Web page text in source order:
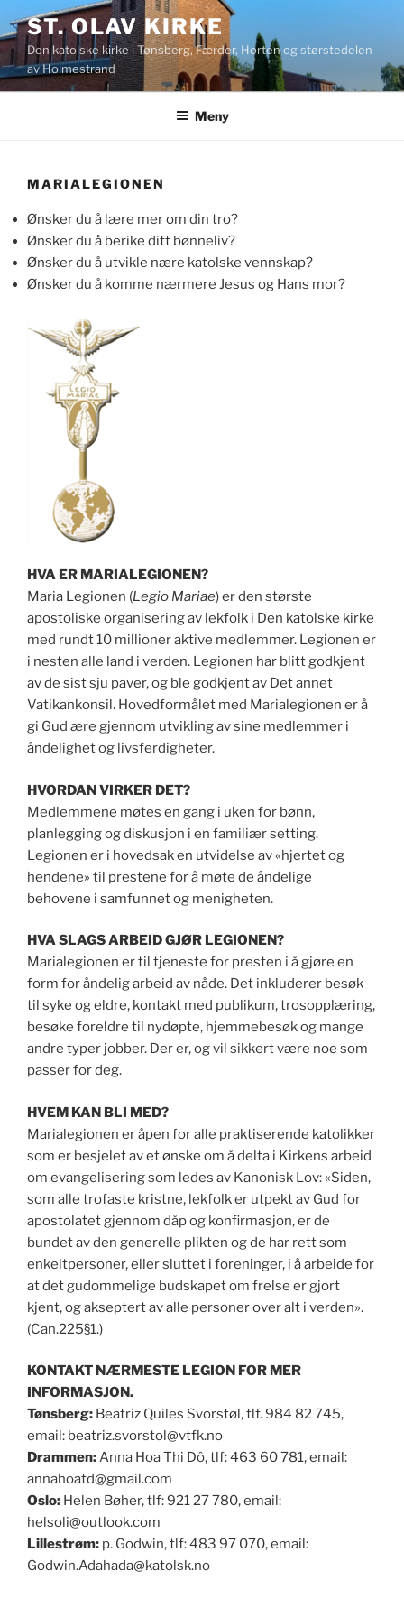
til
innhold
ST. OLAV KIRKE
Den katolske kirke i Tønsberg, Færder, Horten og størstedelen
av Holmestrand
Meny
MARIALEGIONEN
Ønsker du å lære mer om din tro?
Ønsker du å berike ditt bønneliv?
Ønsker du å utvikle nære katolske vennskap?
Ønsker du å komme nærmere Jesus og Hans mor?
HVA ER MARIALEGIONEN?
Maria Legionen (Legio Mariae) er den største
apostoliske organisering av lekfolk i Den katolske kirke
med rundt 10 millioner aktive medlemmer. Legionen er
i nesten alle land i verden. Legionen har blitt godkjent
av de sist sju paver, og ble godkjent av Det annet
Vatikankonsil. Hovedformålet med Marialegionen er å
gi Gud ære gjennom utvikling av sine medlemmer i
åndelighet og livsferdigheter.
HVORDAN VIRKER DET?
Medlemmene møtes en gang i uken for bønn,
planlegging og diskusjon i en familiær setting.
Legionen er i hovedsak en utvidelse av «hjertet og
hendene» til prestene for å møte de åndelige
behovene i samfunnet og menigheten.
HVA SLAGS ARBEID GJØR LEGIONEN?
Marialegionen er til tjeneste for presten i å gjøre en
form for åndelig arbeid av nåde. Det inkluderer besøk
til syke og eldre, kontakt med publikum, trosopplæring,
besøke foreldre til nydøpte, hjemmebesøk og mange
andre typer jobber. Der er, og vil sikkert være noe som
passer for deg.
HVEM KAN BLI MED?
Marialegionen er åpen for alle praktiserende katolikker
som er besjelet av et ønske om å delta i Kirkens arbeid
om evangelisering som ledes av Kanonisk Lov: «Siden,
som alle trofaste kristne, lekfolk er utpekt av Gud for
apostolatet gjennom dåp og konfirmasjon, er de
bundet av den generelle plikten og de har rett som
enkeltpersoner, eller sluttet i foreninger, i å arbeide for
at det gudommelige budskapet om frelse er gjort
kjent, og akseptert av alle personer over alt i verden».
(Can.225§1.)
KONTAKT NÆRMESTE LEGION FOR MER
INFORMASJON.
Tønsberg: Beatriz Quiles Svorstøl, tlf. 984 82 745,
email: beatriz.svorstol@vtfk.no
Drammen:Anna Hoa Thi Dô, tlf: 463 60 781, email:
annahoatd@gmail.com
Oslo: Helen Bøher, tlf: 921 27 780, email:
helsoli@outlook.com
Lillestrøm: p. Godwin, tlf: 483 97 070, email:
Godwin.Adahada@katolsk.no